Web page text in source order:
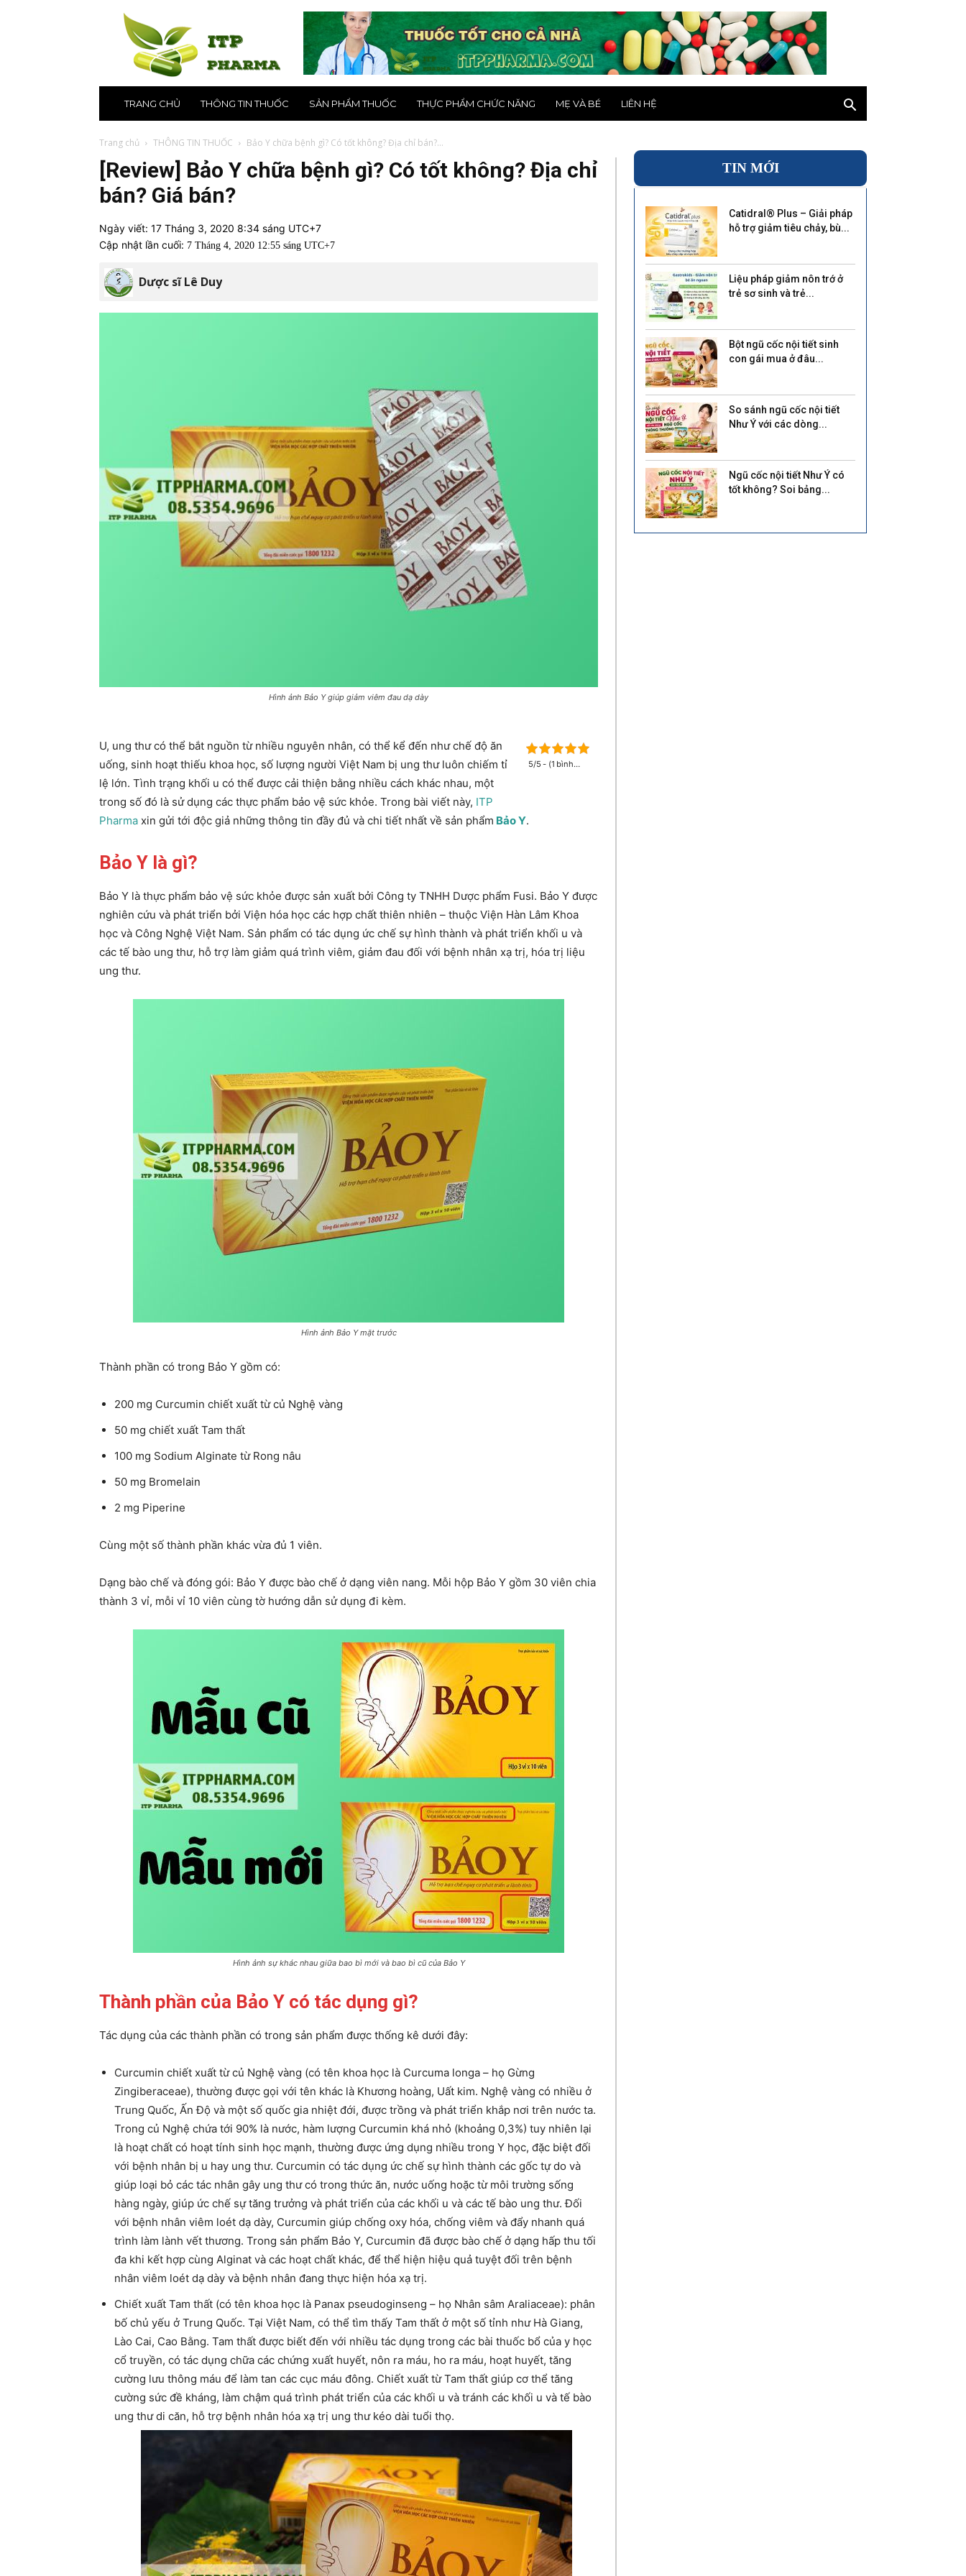
Nhà
thuốc
uy
1
tại
Hà
Nội,
TPHCM
TRANG CHỦ THÔNG TIN THUỐC SẢN PHẨM THUỐC THỰC PHẨM CHỨC NĂNG MẸ VÀ BÉ LIÊN HỆ
Trang chủ THÔNG TIN THUỐC Bảo Y chữa bệnh gì? Có tốt không? Địa chỉ bán?...
[Review] Bảo Y chữa bệnh gì? Có tốt không? Địa chỉ
bán? Giá bán?
Ngày viết: 17 Tháng 3, 2020 8:34 sáng UTC+7
Cập nhật lần cuối: 7 Tháng 4, 2020 12:55 sáng UTC+7
Dược sĩ Lê Duy
Hình ảnh Bảo Y giúp giảm viêm đau dạ dày
5/5 - (1 bình
U, ung thư có thể bắt nguồn từ nhiều nguyên nhân, có thể kể đến như chế độ ăn
uống, sinh hoạt thiếu khoa học, số lượng người Việt Nam bị ung thư luôn chiếm tỉ
lệ lớn. Tình trạng khối u có thể được cải thiện bằng nhiều cách khác nhau, một
trong số đó là sử dụng các thực phẩm bảo vệ sức khỏe. Trong bài viết này, ITP
Pharma xin gửi tới độc giả những thông tin đầy đủ và chi tiết nhất về sản phẩm Bảo Y.
Bảo Y là gì?
Bảo Y là thực phẩm bảo vệ sức khỏe được sản xuất bởi Công ty TNHH Dược phẩm Fusi. Bảo Y được
nghiên cứu và phát triển bởi Viện hóa học các hợp chất thiên nhiên – thuộc Viện Hàn Lâm Khoa
học và Công Nghệ Việt Nam. Sản phẩm có tác dụng ức chế sự hình thành và phát triển khối u và
các tế bào ung thư, hỗ trợ làm giảm quá trình viêm, giảm đau đối với bệnh nhân xạ trị, hóa trị liệu
ung thư.
Hình ảnh Bảo Y mặt trước
Thành phần có trong Bảo Y gồm có:
200 mg Curcumin chiết xuất từ củ Nghệ vàng
50 mg chiết xuất Tam thất
100 mg Sodium Alginate từ Rong nâu
50 mg Bromelain
2 mg Piperine
Cùng một số thành phần khác vừa đủ 1 viên.
Dạng bào chế và đóng gói: Bảo Y được bào chế ở dạng viên nang. Mỗi hộp Bảo Y gồm 30 viên chia
thành 3 vỉ, mỗi vỉ 10 viên cùng tờ hướng dẫn sử dụng đi kèm.
Hình ảnh sự khác nhau giữa bao bì mới và bao bì cũ của Bảo Y
Thành phần của Bảo Y có tác dụng gì?
Tác dụng của các thành phần có trong sản phẩm được thống kê dưới đây:
Curcumin chiết xuất từ củ Nghệ vàng (có tên khoa học là Curcuma longa – họ Gừng
Zingiberaceae), thường được gọi với tên khác là Khương hoàng, Uất kim. Nghệ vàng có nhiều ở
Trung Quốc, Ấn Độ và một số quốc gia nhiệt đới, được trồng và phát triển khắp nơi trên nước ta.
Trong củ Nghệ chứa tới 90% là nước, hàm lượng Curcumin khá nhỏ (khoảng 0,3%) tuy nhiên lại
là hoạt chất có hoạt tính sinh học mạnh, thường được ứng dụng nhiều trong Y học, đặc biệt đối
với bệnh nhân bị u hay ung thư. Curcumin có tác dụng ức chế sự hình thành các gốc tự do và
giúp loại bỏ các tác nhân gây ung thư có trong thức ăn, nước uống hoặc từ môi trường sống
hàng ngày, giúp ức chế sự tăng trưởng và phát triển của các khối u và các tế bào ung thư. Đối
với bệnh nhân viêm loét dạ dày, Curcumin giúp chống oxy hóa, chống viêm và đẩy nhanh quá
trình làm lành vết thương. Trong sản phẩm Bảo Y, Curcumin đã được bào chế ở dạng hấp thu tối
đa khi kết hợp cùng Alginat và các hoạt chất khác, để thể hiện hiệu quả tuyệt đối trên bệnh
nhân viêm loét dạ dày và bệnh nhân đang thực hiện hóa xạ trị.
Chiết xuất Tam thất (có tên khoa học là Panax pseudoginseng – họ Nhân sâm Araliaceae): phân
bố chủ yếu ở Trung Quốc. Tại Việt Nam, có thể tìm thấy Tam thất ở một số tỉnh như Hà Giang,
Lào Cai, Cao Bằng. Tam thất được biết đến với nhiều tác dụng trong các bài thuốc bổ của y học
cổ truyền, có tác dụng chữa các chứng xuất huyết, nôn ra máu, ho ra máu, hoạt huyết, tăng
cường lưu thông máu để làm tan các cục máu đông. Chiết xuất từ Tam thất giúp cơ thể tăng
cường sức đề kháng, làm chậm quá trình phát triển của các khối u và tránh các khối u và tế bào
ung thư di căn, hỗ trợ bệnh nhân hóa xạ trị ung thư kéo dài tuổi thọ.
TIN MỚI
Catidral® Plus – Giải pháp
hỗ trợ giảm tiêu chảy, bù...
Liệu pháp giảm nôn trớ ở
trẻ sơ sinh và trẻ...
Bột ngũ cốc nội tiết sinh
con gái mua ở đâu...
So sánh ngũ cốc nội tiết
Như Ý với các dòng...
Ngũ cốc nội tiết Như Ý có
tốt không? Soi bảng...